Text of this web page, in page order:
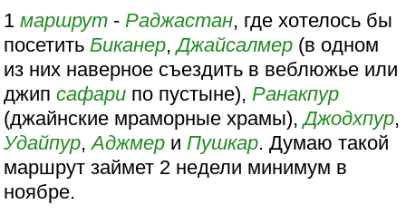
1маршрут - Раджастан, где хотелось бы
посетить Биканер,Джайсалмер (в одном
из них наверное съездить в веблюжье или
джипсафари по пустыне), Ранакпур
(джайнские мраморные храмы),Джодхпур,
Удайпур,Аджмер и Пушкар. Думаю такой
маршрут займет 2 недели минимум в
ноябре.